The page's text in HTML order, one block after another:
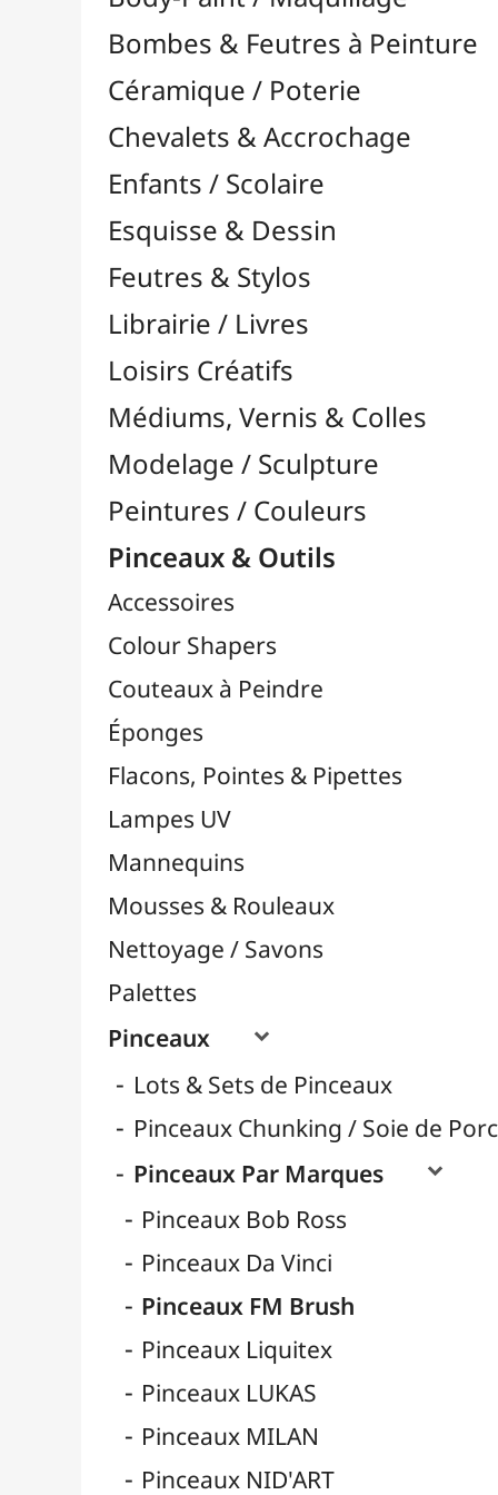
Feutres & Stylos
Librairie / Livres
Loisirs Créatifs
Médiums, Vernis & Colles
Modelage / Sculpture
Peintures / Couleurs
Accessoires
Colour Shapers
Couteaux à Peindre
Éponges
Lampes UV
Mannequins
Nettoyage / Savons
Palettes
Pinceaux

Lots & Sets de Pinceaux
Pinceaux Par Marques
Pinceaux Bob Ross
Pinceaux Da Vinci
Pinceaux FM Brush
Pinceaux Liquitex
Pinceaux LUKAS
Pinceaux MILAN
Pinceaux NID'ART
Pinceaux O'Color
Pinceaux Pébéo
Pinceaux Raphaël
Pinceaux TULIP
Pinceaux Zahn Pinsel
Pinceaux Cléopâtre
Pinceaux Poils Naturels
Pinceaux pour Acrylique
Pinceaux pour Aquarelle
Pinceaux pour Gouache
Pinceaux pour Huile
Pinces à Tendre
Rangement
Résines / Moulage
Supports Dessin & Peinture
Transport / Rangement
Vannerie / Rotin